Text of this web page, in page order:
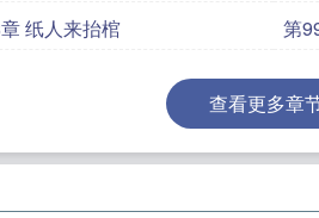
纸人来抬棺 第
查看更多章